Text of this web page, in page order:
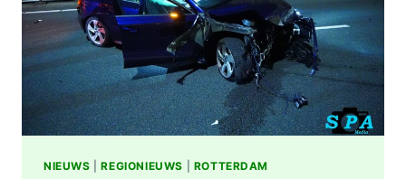
ROTTERDAM
NIEUWS |REGIONIEUWS ROTTERDAM